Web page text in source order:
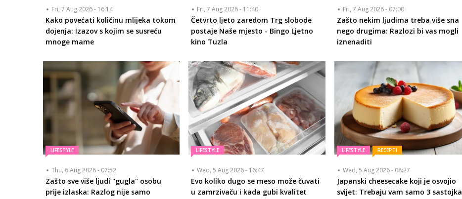
Fri, 7 Aug 2026 - 16:14
Kako povećati količinu mlijeka tokom
dojenja: Izazov s kojim se susreću
mnoge mame
Fri, 7 Aug 2026 - 11:40
Četvrto ljeto zaredom Trg slobode
postaje Naše mjesto - Bingo Ljetno
kino Tuzla
Fri, 7 Aug 2026 - 07:00
Zašto nekim ljudima treba više sna
nego drugima: Razlozi bi vas mogli
iznenaditi
LIFESTYLE
Thu, 6 Aug 2026 - 07:52
Zašto sve više ljudi "gugla" osobu
prije izlaska: Razlog nije samo
LIFESTYLE
Wed, 5 Aug 2026 - 16:47
Evo koliko dugo se meso može čuvati
u zamrzivaču i kada gubi kvalitet
LIFESTYLE RECEPTI
Wed, 5 Aug 2026 - 08:27
Japanski cheesecake koji je osvojio
svijet: Trebaju vam samo 3 sastojka